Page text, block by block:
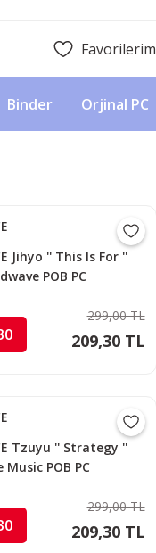
Favorilerim
Binder Orjinal PC
Jihyo '' This Is For ''
POB PC
299,00 TL
209,30 TL
Tzuyu '' Strategy ''
Music POB PC
299,00 TL
209,30 TL